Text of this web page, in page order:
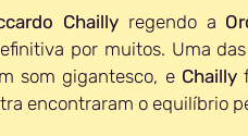
Chailly regendo a
por muitos. Uma
som gigantesco, e Chailly
encontraram o equilíbrio